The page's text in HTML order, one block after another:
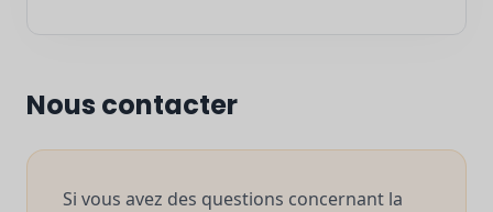
Nous contacter
Si vous avez des questions concernant la